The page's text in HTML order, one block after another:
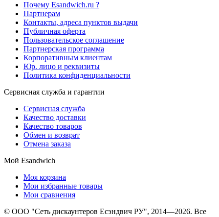
Почему Esandwich.ru ?
Партнерам
Контакты, адреса пунктов выдачи
Публичная оферта
Пользовательское соглашение
Партнерская программа
Корпоративным клиентам
Юр. лицо и реквизиты
Политика конфиденциальности
Сервисная служба и гарантии
Сервисная служба
Качество доставки
Качество товаров
Обмен и возврат
Отмена заказа
Мой Esandwich
Моя корзина
Мои избранные товары
Мои сравнения
© ООО "Сеть дискаунтеров Есэндвич РУ", 2014—2026. Все